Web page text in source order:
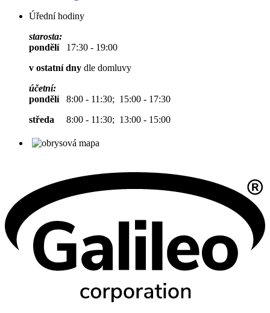
Úřední hodiny
starosta:
pondělí 17:30 - 19:00
v ostatní dny dle domluvy
účetní:
pondělí 8:00 - 11:30; 15:00 - 17:30
středa 8:00 - 11:30; 13:00 - 15:00